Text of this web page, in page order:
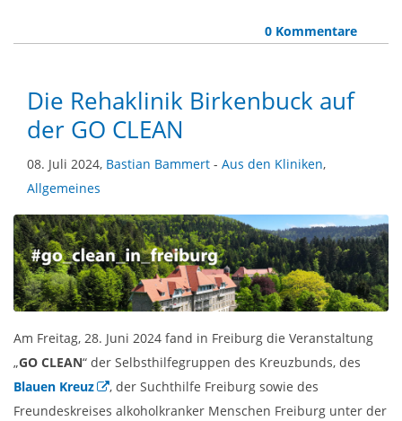
0 Kommentare
Die Rehaklinik Birkenbuck auf
der GO CLEAN
08. Juli 2024, Bastian Bammert - Aus den Kliniken,
Allgemeines
Am Freitag, 28. Juni 2024 fand in Freiburg die Veranstaltung
„GO CLEAN“ der Selbsthilfegruppen des Kreuzbunds, des
Blauen Kreuz
, der Suchthilfe Freiburg sowie des
Freundeskreises alkoholkranker Menschen Freiburg unter der